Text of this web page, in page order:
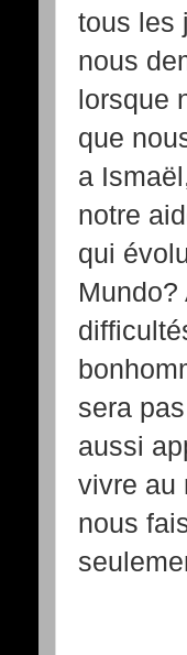
tous les
nous
lorsque
que
a
notre
qui
sera
aussi
vivre au
nous